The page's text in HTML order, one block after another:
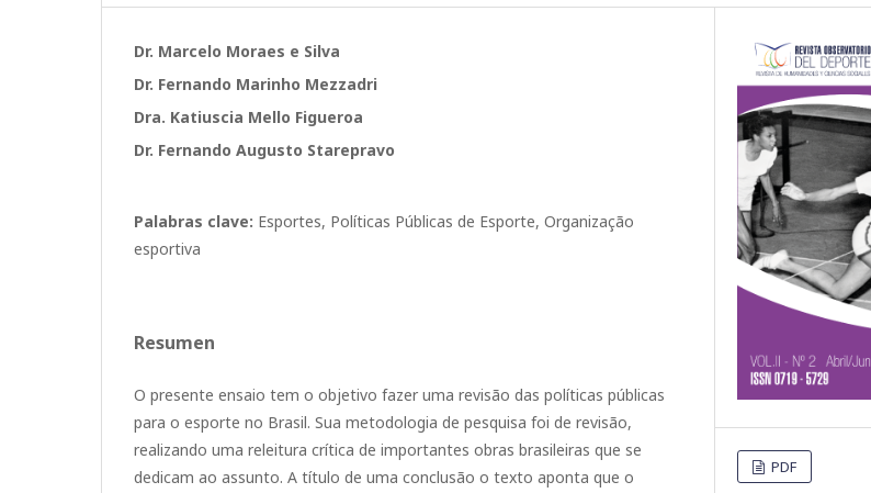
Dr. Marcelo Moraes e Silva
Dr. Fernando Marinho Mezzadri
Dra. Katiuscia Mello Figueroa
Dr. Fernando Augusto Starepravo
Palabras clave: Esportes, Políticas Públicas de Esporte, Organização
esportiva
Resumen
O presente ensaio tem o objetivo fazer uma revisão das políticas públicas
para o esporte no Brasil. Sua metodologia de pesquisa foi de revisão,
realizando uma releitura crítica de importantes obras brasileiras que se
dedicam ao assunto. A título de uma conclusão o texto aponta que o
PDF